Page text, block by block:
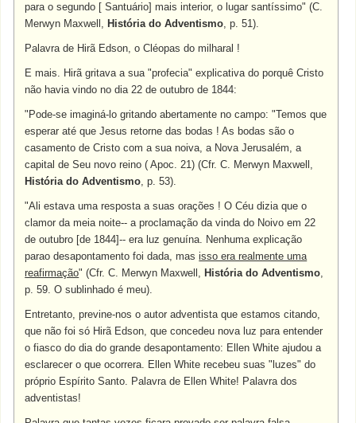
para o segundo [ Santuário] mais interior, o lugar santíssimo" (C.
Merwyn Maxwell, História do Adventismo, p. 51).
Palavra de Hirã Edson, o Cléopas do milharal !
E mais. Hirã gritava a sua "profecia" explicativa do porquê Cristo
não havia vindo no dia 22 de outubro de 1844:
"Pode-se imaginá-lo gritando abertamente no campo: "Temos que
esperar até que Jesus retorne das bodas ! As bodas são o
casamento de Cristo com a sua noiva, a Nova Jerusalém, a
capital de Seu novo reino ( Apoc. 21) (Cfr. C. Merwyn Maxwell,
História do Adventismo, p. 53).
"Ali estava uma resposta a suas orações ! O Céu dizia que o
clamor da meia noite-- a proclamação da vinda do Noivo em 22
de outubro [de 1844]-- era luz genuína. Nenhuma explicação
parao desapontamento foi dada, masisso era realmente uma
reafirmação" (Cfr. C. Merwyn Maxwell, História do Adventismo,
p. 59. O sublinhado é meu).
Entretanto, previne-nos o autor adventista que estamos citando,
que não foi só Hirã Edson, que concedeu nova luz para entender
o fiasco do dia do grande desapontamento: Ellen White ajudou a
esclarecer o que ocorrera. Ellen White recebeu suas "luzes" do
próprio Espírito Santo. Palavra de Ellen White! Palavra dos
adventistas!